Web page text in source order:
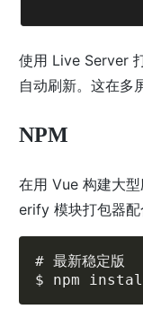
使用 Live Server
自动刷新。这在多
NPM
在用 Vue 构建大
erify 模块打包器配
# 最新稳定版
$ npm